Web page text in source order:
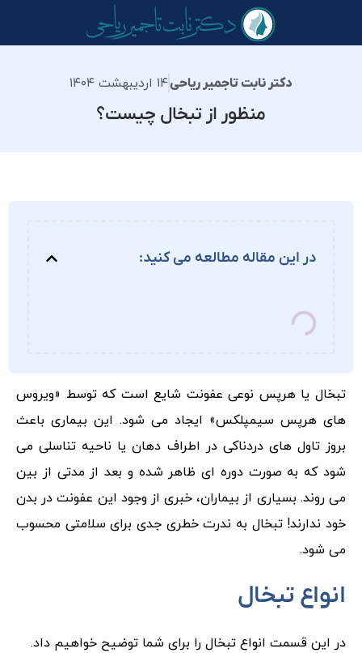
دکتر نابت تاجمیر ریاحی۱۴ اردیبهشت ۱۴۰۴
منظور از تبخال چیست؟
در این مقاله مطالعه می کنید:
تبخال یا هرپس نوعی عفونت شایع است که توسط «ویروس
های هرپس سیمپلکس» ایجاد می شود. این بیماری باعث
بروز تاول های دردناکی در اطراف دهان یا ناحیه تناسلی می
شود که به صورت دوره ای ظاهر شده و بعد از مدتی از بین
می روند. بسیاری از بیماران، خبری از وجود این عفونت در بدن
خود ندارند! تبخال به ندرت خطری جدی برای سلامتی محسوب
می شود.
انواع تبخال
در این قسمت انواع تبخال را برای شما توضیح خواهیم داد.